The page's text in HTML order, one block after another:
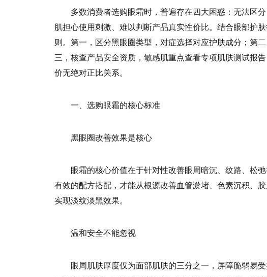
多数消费者选购眼霜时，普遍存在四大困惑：无法区
肌担心使用刺激、难以判断产品真实性价比。结合眼部护
则。第一，区分黑眼圈类型，对症选择对应护肤成分；第
三，核查产品安全资质，敏感肌重点查看专项肌肤测试报
价无绝对正比关系。
一、选购眼霜的核心标准
黑眼圈改善效果是核心
眼霜的核心价值在于针对性改善眼周暗沉、纹路、松
有效的配方搭配，才能从根源改善血管淤堵、色素沉积、
实现淡纹淡黑效果。
温和安全不能忽视
眼周肌肤厚度仅为面部肌肤的三分之一，屏障脆弱易